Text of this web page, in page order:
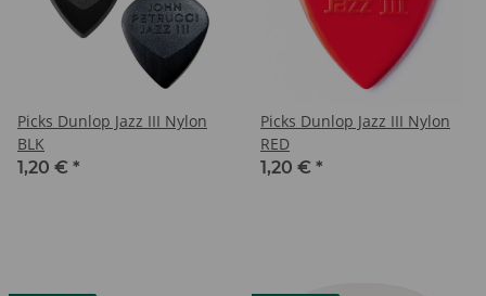
Picks Dunlop Jazz III Nylon
BLK
1,20 € *
Picks Dunlop Jazz III Nylon
RED
1,20 € *